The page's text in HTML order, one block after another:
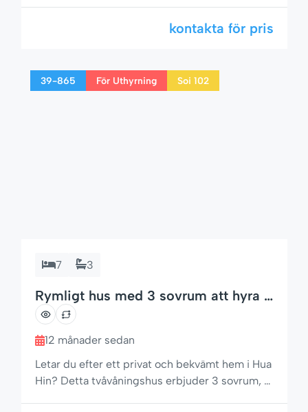
Fanny residential area on Soi 94.This property
term rentals, offering a relaxed lifestyle close
[…]
kontakta för pris
39-865 För Uthyrning Soi 102
7 3
Rymligt hus med 3 sovrum att hyra i
Hua Hin – Soi 102
12 månader sedan
Letar du efter ett privat och bekvämt hem i Hua
Hin? Detta tvåvåningshus erbjuder 3 sovrum, 3